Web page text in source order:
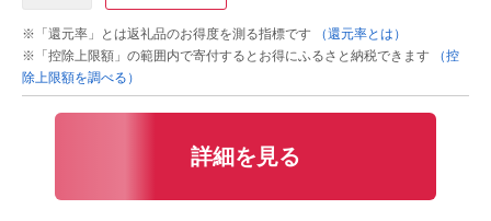
※「還元率」とは返礼品のお得度を測る指標です
（還元率とは）
※「控除上限額」の範囲内で寄付するとお得にふるさと納税できます
（控
除上限額を調べる）
詳細を見る